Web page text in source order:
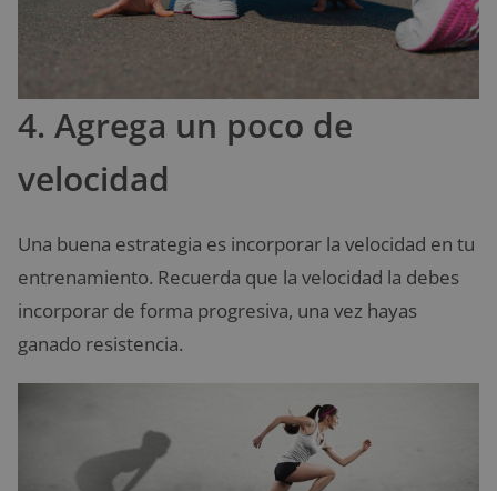
4. Agrega un poco de
velocidad
Una buena estrategia es incorporar la velocidad en tu
entrenamiento. Recuerda que la velocidad la debes
incorporar de forma progresiva, una vez hayas
ganado resistencia.